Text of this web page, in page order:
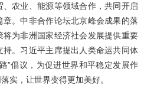
农业、能源等领域合作，共同开启
。中非合作论坛北京峰会成果的落
为非洲国家经济社会发展提供重要
。习近平主席提出人类命运共同体
”倡议，为促进世界和平稳定发展作
实，让世界变得更加美好。